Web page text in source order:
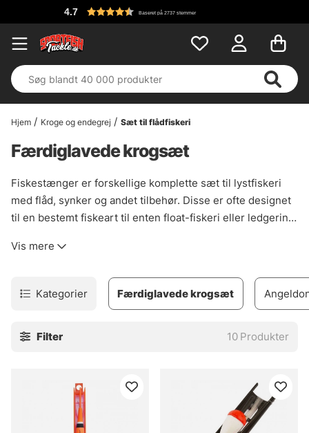
4.7 Baseret på 2737 stemmer
Hjem Kroge og endegrej Sæt til flådfiskeri
Færdiglavede krogsæt
Fiskestænger er forskellige komplette sæt til lystfiskeri
med flåd, synker og andet tilbehør. Disse er ofte designet
til en bestemt fiskeart til enten float-fiskeri eller ledgering
metode, som riggen er beregnet til. Her finder du lokker til
gedde.
Vis mere
Kategorier Færdiglavede krogsæt
Filter 10 Produkter